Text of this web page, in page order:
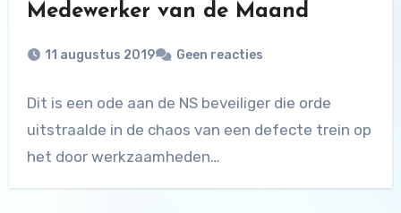
Medewerker van de Maand
11 augustus 2019 Geen reacties
Dit is een ode aan de NS beveiliger die orde
uitstraalde in de chaos van een defecte trein op
het door werkzaamheden…